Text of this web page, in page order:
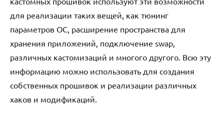
для реализации таких вещей, как тюнинг
параметров ОС, расширение пространства для
хранения приложений, подключение swap,
различных кастомизаций и многого другого. Всю эту
информацию можно использовать для создания
собственных прошивок и реализации различных
хаков и модификаций.